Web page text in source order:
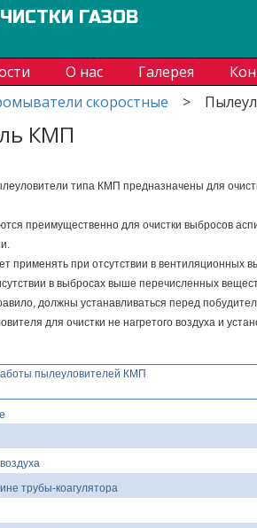
ГАЗОВ
О нас Галерея
скоростные >
КМП
типа КМП предназначены для
преимущественно для очистки выбросов
применять при отсутствии в вентиляционных
в выбросах выше перечисленных
должны устанавливаться перед
для очистки не нагретого воздуха и
пылеуловителей КМП
трубы-коагулятора